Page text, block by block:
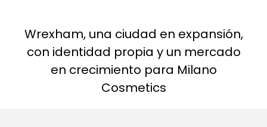
Wrexham, una ciudad en expansión,
con identidad propia y un mercado
en crecimiento para Milano
Cosmetics